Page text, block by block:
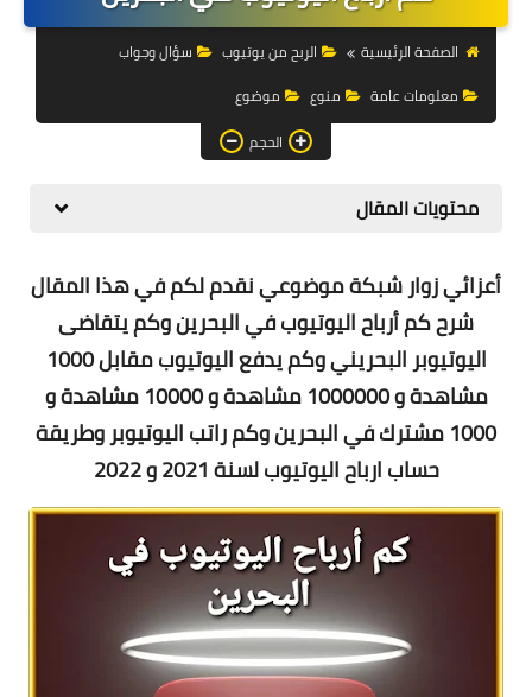
التجارة الالكترونية
التسويق
التداول
الهاتف
المواقع
زيادة متابعين
العملات المشفرة
الصفحة الرئيسية الربح من يوتيوب
سؤال وجواب
معلومات عامة
منوع
موضوع
الحجم
محتويات المقال
أعزائي زوار شبكة موضوعي نقدم لكم في هذا المقال
شرحكم أرباح اليوتيوب في البحرينوكم يتقاضى
اليوتيوبر البحريني
وكم يدفع اليوتيوب مقابل 1000
مشاهدة و
1000000 مشاهدة و 10000 مشاهدة و
1000 مشترك
في البحرين وكم راتب اليوتيوبروطريقة
حساب ارباح اليوتيوب لسنة 2021 و 2022